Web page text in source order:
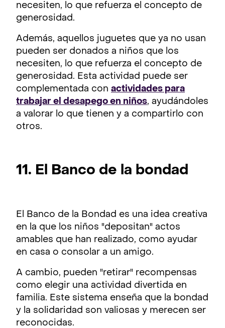
necesiten, lo que refuerza el concepto de
generosidad.
Además, aquellos juguetes que ya no usan
pueden ser donados a niños que los
necesiten, lo que refuerza el concepto de
generosidad. Esta actividad puede ser
complementada con actividades para
trabajar el desapego en niños, ayudándoles
a valorar lo que tienen y a compartirlo con
otros.
11. El Banco de la bondad
El Banco de la Bondad es una idea creativa
en la que los niños "depositan" actos
amables que han realizado, como ayudar
en casa o consolar a un amigo.
A cambio, pueden "retirar" recompensas
como elegir una actividad divertida en
familia. Este sistema enseña que la bondad
y la solidaridad son valiosas y merecen ser
reconocidas.